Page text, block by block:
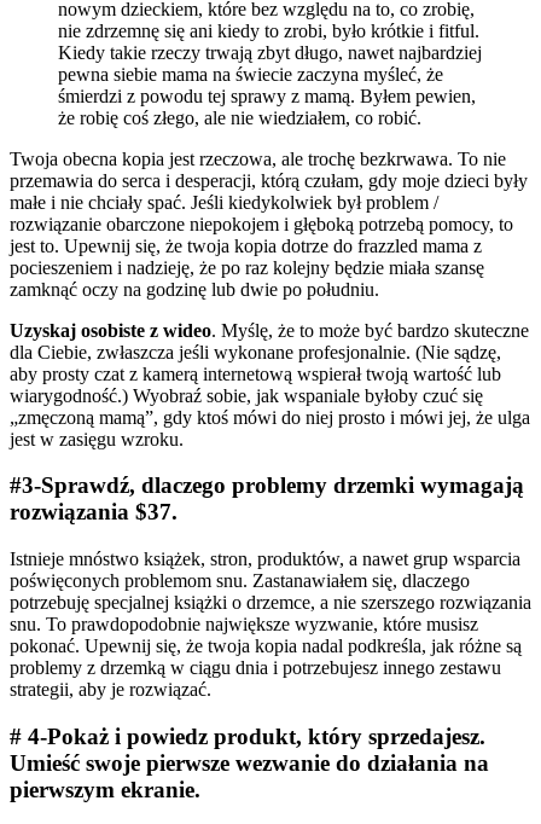
nowym dzieckiem, które bez względu na to, co zrobię,
nie zdrzemnę się ani kiedy to zrobi, było krótkie i fitful.
Kiedy takie rzeczy trwają zbyt długo, nawet najbardziej
pewna siebie mama na świecie zaczyna myśleć, że
śmierdzi z powodu tej sprawy z mamą. Byłem pewien,
że robię coś złego, ale nie wiedziałem, co robić.
Twoja obecna kopia jest rzeczowa, ale trochę bezkrwawa. To nie
przemawia do serca i desperacji, którą czułam, gdy moje dzieci były
małe i nie chciały spać. Jeśli kiedykolwiek był problem /
rozwiązanie obarczone niepokojem i głęboką potrzebą pomocy, to
jest to. Upewnij się, że twoja kopia dotrze do frazzled mama z
pocieszeniem i nadzieję, że po raz kolejny będzie miała szansę
zamknąć oczy na godzinę lub dwie po południu.
Uzyskaj osobiste z wideo. Myślę, że to może być bardzo skuteczne
dla Ciebie, zwłaszcza jeśli wykonane profesjonalnie. (Nie sądzę,
aby prosty czat z kamerą internetową wspierał twoją wartość lub
wiarygodność.) Wyobraź sobie, jak wspaniale byłoby czuć się
„zmęczoną mamą”, gdy ktoś mówi do niej prosto i mówi jej, że ulga
jest w zasięgu wzroku.
#3-Sprawdź, dlaczego problemy drzemki wymagają
rozwiązania $37.
Istnieje mnóstwo książek, stron, produktów, a nawet grup wsparcia
poświęconych problemom snu. Zastanawiałem się, dlaczego
potrzebuję specjalnej książki o drzemce, a nie szerszego rozwiązania
snu. To prawdopodobnie największe wyzwanie, które musisz
pokonać. Upewnij się, że twoja kopia nadal podkreśla, jak różne są
problemy z drzemką w ciągu dnia i potrzebujesz innego zestawu
strategii, aby je rozwiązać.
# 4-Pokaż i powiedz produkt, który sprzedajesz.
Umieść swoje pierwsze wezwanie do działania na
pierwszym ekranie.